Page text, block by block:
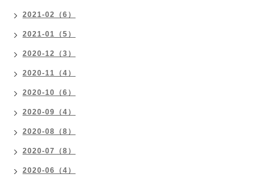
2021-02（6）
2021-01（5）
2020-12（3）
2020-11（4）
2020-10（6）
2020-09（4）
2020-08（8）
2020-07（8）
2020-06（4）